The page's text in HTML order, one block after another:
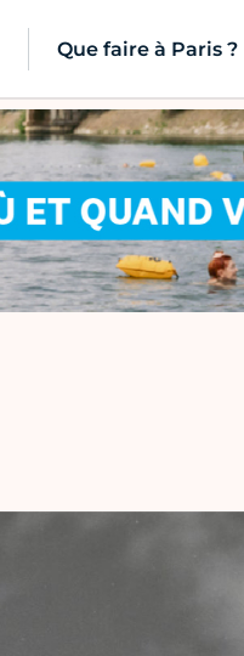
Que faire à Paris ?